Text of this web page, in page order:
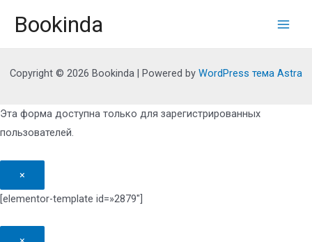
Bookinda
Copyright © 2026 Bookinda | Powered by WordPress тема Astra
Эта форма доступна только для зарегистрированных
пользователей.
×
[elementor-template id=»2879″]